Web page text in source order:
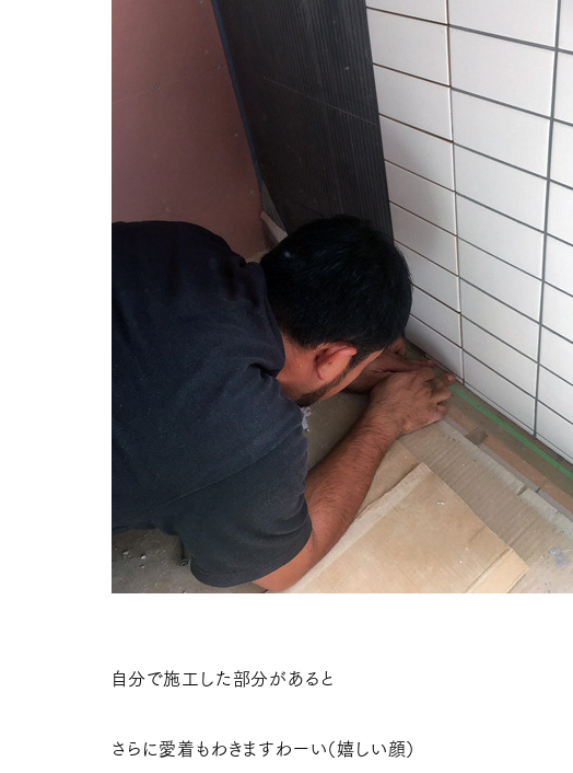
自分で施工した部分があると
さらに愛着もわきますわーい（嬉しい顔）